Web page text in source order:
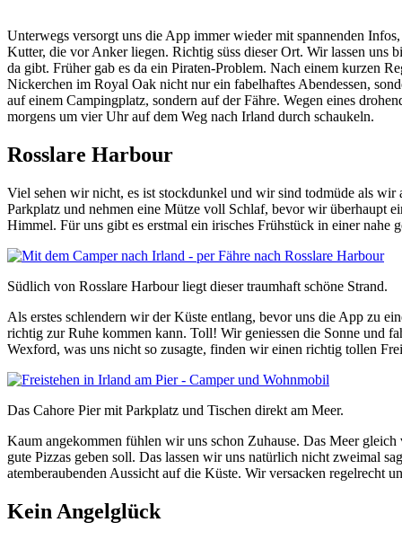
Unterwegs versorgt uns die App immer wieder mit spannenden
Kutter, die vor Anker liegen. Richtig süss dieser Ort. Wir lassen uns
da gibt. Früher gab es da ein Piraten-Problem. Nach einem kurzen
Nickerchen im Royal Oak nicht nur ein fabelhaftes Abendessen,
auf einem Campingplatz, sondern auf der Fähre. Wegen eines
morgens um vier Uhr auf dem Weg nach Irland durch schaukeln.
Rosslare Harbour
Viel sehen wir nicht, es ist stockdunkel und wir sind todmüde als wir
Parkplatz und nehmen eine Mütze voll Schlaf, bevor wir überhaupt
Himmel. Für uns gibt es erstmal ein irisches Frühstück in einer
Südlich von Rosslare Harbour liegt dieser traumhaft schöne Strand.
Als erstes schlendern wir der Küste entlang, bevor uns die App zu
richtig zur Ruhe kommen kann. Toll! Wir geniessen die Sonne und
Wexford, was uns nicht so zusagte, finden wir einen richtig tollen
Das Cahore Pier mit Parkplatz und Tischen direkt am Meer.
Kaum angekommen fühlen wir uns schon Zuhause. Das Meer
gute Pizzas geben soll. Das lassen wir uns natürlich nicht zweimal
atemberaubenden Aussicht auf die Küste. Wir versacken regelrecht
Kein Angelglück